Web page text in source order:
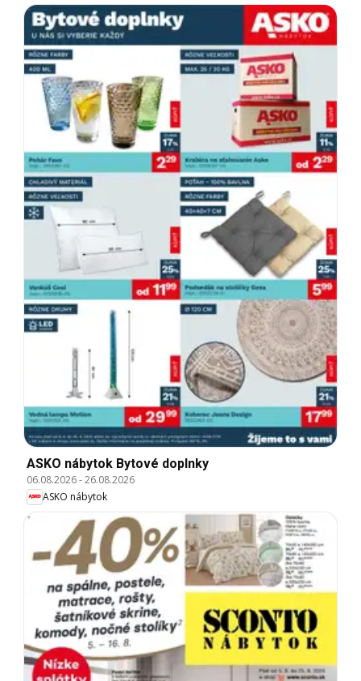
ASKO nábytok Bytové doplnky
06.08.2026-26.08.2026
ASKO nábytok